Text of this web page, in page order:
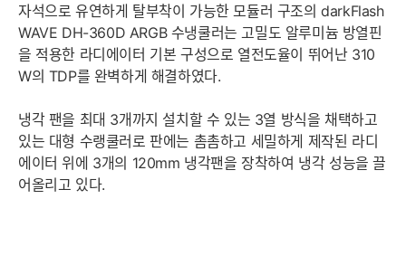
자석으로 유연하게 탈부착이 가능한 모듈러 구조의 darkFlash
WAVE DH-360D ARGB 수냉쿨러는 고밀도 알루미늄 방열핀
을 적용한 라디에이터 기본 구성으로 열전도율이 뛰어난 310
W의 TDP를 완벽하게 해결하였다.
냉각 팬을 최대 3개까지 설치할 수 있는 3열 방식을 채택하고
있는 대형 수랭쿨러로 판에는 촘촘하고 세밀하게 제작된 라디
에이터 위에 3개의 120mm 냉각팬을 장착하여 냉각 성능을 끌
어올리고 있다.